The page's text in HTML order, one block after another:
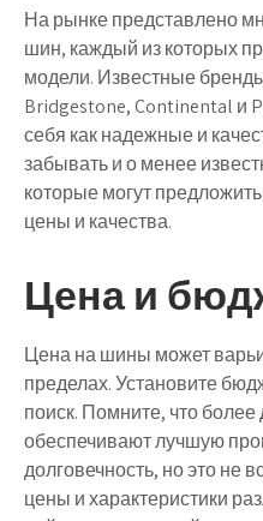
На рынке представлено
шин, каждый из которых
модели. Известные
Bridgestone, Continental и
себя как надежные и
забывать и о менее
которые могут
цены и качества.
Цена и
Цена на шины может
пределах. Установите
поиск. Помните, что
обеспечивают лучшую
долговечность, но это не
цены и характеристики